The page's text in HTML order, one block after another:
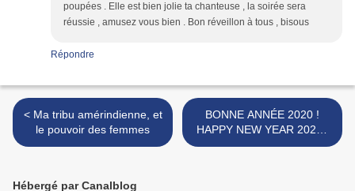
poupées . Elle est bien jolie ta chanteuse , la soirée sera
réussie , amusez vous bien . Bon réveillon à tous , bisous
Répondre
< Ma tribu amérindienne, et
le pouvoir des femmes
BONNE ANNÉE 2020 !
HAPPY NEW YEAR 2020 !
>
Hébergé par Canalblog